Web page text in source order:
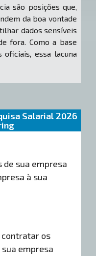
são posições que,
da boa vontade
dados sensíveis
fora. Como a base
essa lacuna
Salarial 2026
de sua empresa
à sua
contratar os
empresa